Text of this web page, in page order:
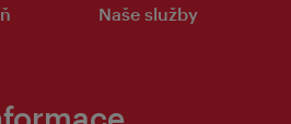
Naše služby